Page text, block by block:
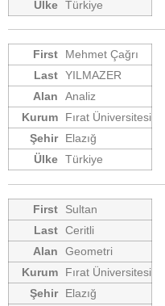
Türkiye
Mehmet Çağrı
YILMAZER
Analiz
Fırat Üniversitesi
Elazığ
Türkiye
Sultan
Ceritli
Geometri
Fırat Üniversitesi
Elazığ